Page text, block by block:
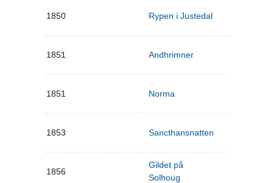
1850 Rypen i Justedal
1851 Andhrimner
1851 Norma
1853 Sancthansnatten
1856
Gildet på
Solhoug